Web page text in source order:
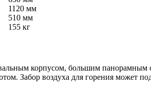
1120 мм
510 мм
155 кг
корпусом, большим панорамным
Забор воздуха для горения может